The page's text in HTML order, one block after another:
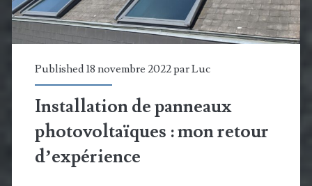
contre
le
Published 18 novembre 2022 parLuc
Installation de panneaux
photovoltaïques : mon retour
d’expérience